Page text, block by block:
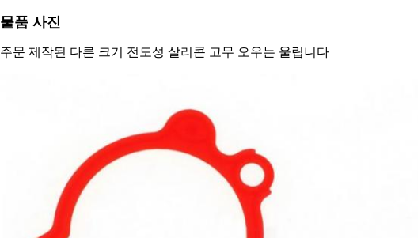
물품 사진
주문 제작된 다른 크기 전도성 살리콘 고무 오우는 울립니다